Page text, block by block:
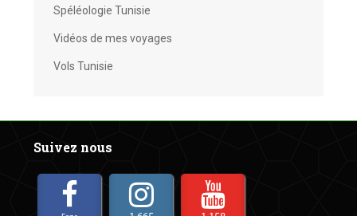
Spéléologie Tunisie
Vidéos de mes voyages
Vols Tunisie
Suivez nous